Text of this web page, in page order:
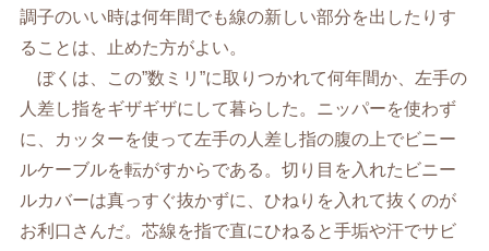
調子のいい時は何年間でも線の新しい部分を出したりす
ることは、止めた方がよい。
ぼくは、この”数ミリ”に取りつかれて何年間か、左手の
人差し指をギザギザにして暮らした。ニッパーを使わず
に、カッターを使って左手の人差し指の腹の上でビニー
ルケーブルを転がすからである。切り目を入れたビニー
ルカバーは真っすぐ抜かずに、ひねりを入れて抜くのが
お利口さんだ。芯線を指で直にひねると手垢や汗でサビ